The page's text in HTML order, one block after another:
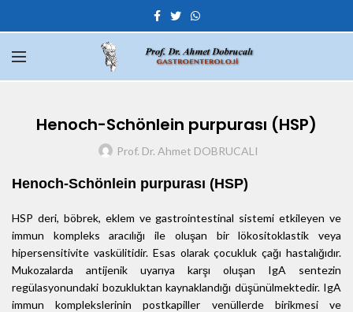
Henoch-Schönlein purpurası (HSP)
Prof. Dr. Ahmet DOBRUCALI
Henoch-Schönlein purpurası (HSP)
HSP deri, böbrek, eklem ve gastrointestinal sistemi etkileyen ve
immun kompleks aracılığı ile oluşan bir lökositoklastik veya
hipersensitivite vaskülitidir. Esas olarak çocukluk çağı hastalığıdır.
Mukozalarda antijenik uyarıya karşı oluşan IgA sentezin
regülasyonundaki bozukluktan kaynaklandığı düşünülmektedir. IgA
immun komplekslerinin postkapiller venüllerde birikmesi ve